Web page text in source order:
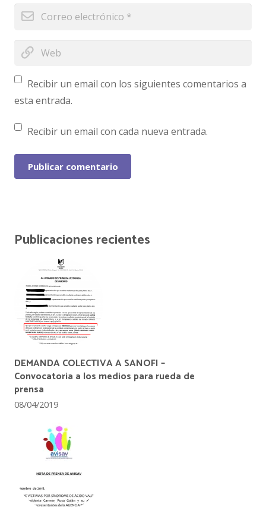
Recibir un email con los siguientes comentarios a
esta entrada.
Recibir un email con cada nueva entrada.
Publicar comentario
Publicaciones recientes
DEMANDA COLECTIVA A SANOFI –
Convocatoria a los medios para rueda de
prensa
08/04/2019